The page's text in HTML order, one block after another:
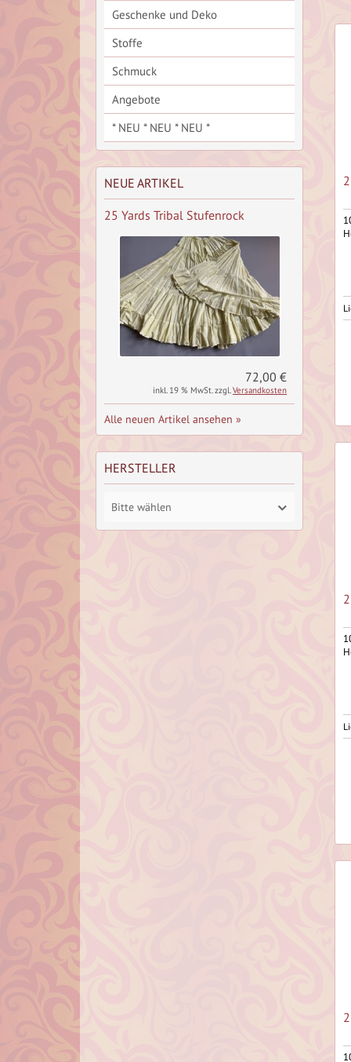
Geschenke und Deko
Stoffe
Schmuck
Angebote
* NEU * NEU * NEU *
NEUE ARTIKEL
25 Yards Tribal Stufenrock
72,00 €
inkl. 19 % MwSt. zzgl.Versandkosten
Alle neuen Artikel ansehen »
HERSTELLER
Bitte wählen